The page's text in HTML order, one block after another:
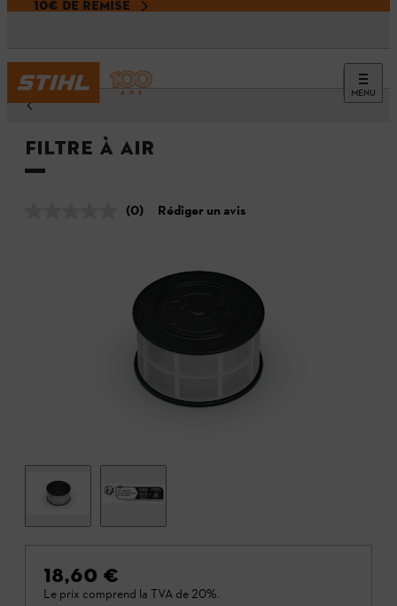
10€ DE REMISE
MENU
Filtre à air
(0) Rédiger un avis
18,60 €
Le prix comprend la TVA de 20%.